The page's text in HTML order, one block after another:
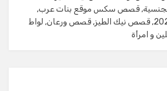
, قصص سكس موقع بنات عرب,
, قصص نيك الطيز, قصص ورعان, لواط
و امرأة